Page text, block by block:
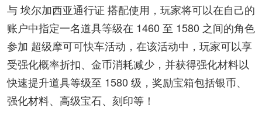
与 埃尔加西亚通行证 搭配使用，玩家将可以在自己的
账户中指定一名道具等级在 1460 至 1580 之间的角色
参加 超级摩可可快车活动，在该活动中，玩家可以享
受强化概率折扣、金币消耗减少，并获得强化材料以
快速提升道具等级至 1580 级，奖励宝箱包括银币、
强化材料、高级宝石、刻印等！